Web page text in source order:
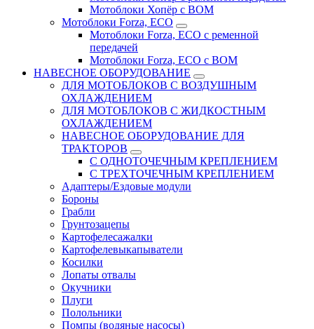
Мотоблоки Хопёр с ВОМ
Мотоблоки Forza, ECO
Мотоблоки Forza, ЕСО с ременной
передачей
Мотоблоки Forza, ЕСО с ВОМ
НАВЕСНОЕ ОБОРУДОВАНИЕ
ДЛЯ МОТОБЛОКОВ С ВОЗДУШНЫМ
ОХЛАЖДЕНИЕМ
ДЛЯ МОТОБЛОКОВ С ЖИДКОСТНЫМ
ОХЛАЖДЕНИЕМ
НАВЕСНОЕ ОБОРУДОВАНИЕ ДЛЯ
ТРАКТОРОВ
С ОДНОТОЧЕЧНЫМ КРЕПЛЕНИЕМ
С ТРЕХТОЧЕЧНЫМ КРЕПЛЕНИЕМ
Адаптеры/Ездовые модули
Бороны
Грабли
Грунтозацепы
Картофелесажалки
Картофелевыкапыватели
Косилки
Лопаты отвалы
Окучники
Плуги
Полольники
Помпы (водяные насосы)